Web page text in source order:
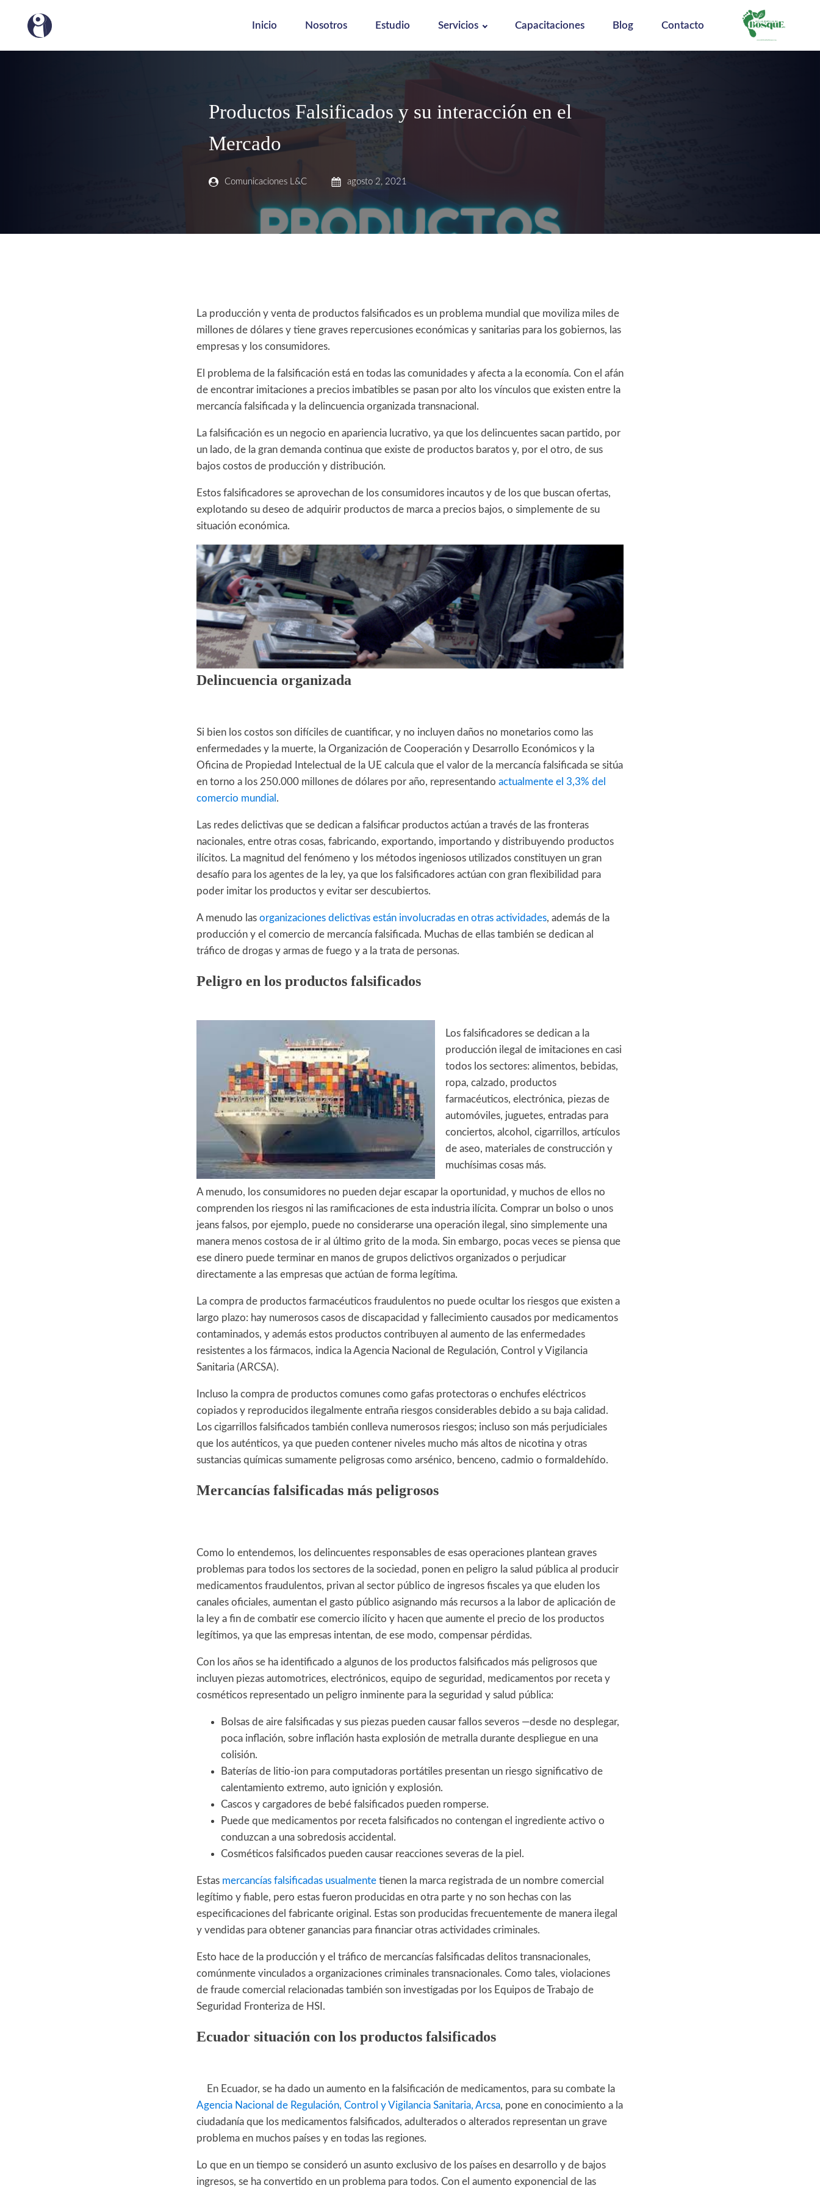
Inicio Nosotros Estudio Servicios Capacitaciones Blog Contacto
Productos Falsificados y su interacción en el
Mercado
Comunicaciones L&C agosto 2, 2021
La producción y venta de productos falsificados es un problema mundial que moviliza miles de
millones de dólares y tiene graves repercusiones económicas y sanitarias para los gobiernos, las
empresas y los consumidores.
El problema de la falsificación está en todas las comunidades y afecta a la economía. Con el afán
de encontrar imitaciones a precios imbatibles se pasan por alto los vínculos que existen entre la
mercancía falsificada y la delincuencia organizada transnacional.
La falsificación es un negocio en apariencia lucrativo, ya que los delincuentes sacan partido, por
un lado, de la gran demanda continua que existe de productos baratos y, por el otro, de sus
bajos costos de producción y distribución.
Estos falsificadores se aprovechan de los consumidores incautos y de los que buscan ofertas,
explotando su deseo de adquirir productos de marca a precios bajos, o simplemente de su
situación económica.
Delincuencia organizada
Si bien los costos son difíciles de cuantificar, y no incluyen daños no monetarios como las
enfermedades y la muerte, la Organización de Cooperación y Desarrollo Económicos y la
Oficina de Propiedad Intelectual de la UE calcula que el valor de la mercancía falsificada se sitúa
en torno a los 250.000 millones de dólares por año, representando actualmente el 3,3% del
comercio mundial .
Las redes delictivas que se dedican a falsificar productos actúan a través de las fronteras
nacionales, entre otras cosas, fabricando, exportando, importando y distribuyendo productos
ilícitos. La magnitud del fenómeno y los métodos ingeniosos utilizados constituyen un gran
desafío para los agentes de la ley, ya que los falsificadores actúan con gran flexibilidad para
poder imitar los productos y evitar ser descubiertos.
A menudo las organizaciones delictivas están involucradas en otras actividades, además de la
producción y el comercio de mercancía falsificada. Muchas de ellas también se dedican al
tráfico de drogas y armas de fuego y a la trata de personas.
Peligro en los productos falsificados
Los falsificadores se dedican a la
producción ilegal de imitaciones en casi
todos los sectores: alimentos, bebidas,
ropa, calzado, productos
farmacéuticos, electrónica, piezas de
automóviles, juguetes, entradas para
conciertos, alcohol, cigarrillos, artículos
de aseo, materiales de construcción y
muchísimas cosas más.
A menudo, los consumidores no pueden dejar escapar la oportunidad, y muchos de ellos no
comprenden los riesgos ni las ramificaciones de esta industria ilícita. Comprar un bolso o unos
jeans falsos, por ejemplo, puede no considerarse una operación ilegal, sino simplemente una
manera menos costosa de ir al último grito de la moda. Sin embargo, pocas veces se piensa que
ese dinero puede terminar en manos de grupos delictivos organizados o perjudicar
directamente a las empresas que actúan de forma legítima.
La compra de productos farmacéuticos fraudulentos no puede ocultar los riesgos que existen a
largo plazo: hay numerosos casos de discapacidad y fallecimiento causados por medicamentos
contaminados, y además estos productos contribuyen al aumento de las enfermedades
resistentes a los fármacos, indica la Agencia Nacional de Regulación, Control y Vigilancia
Sanitaria (ARCSA).
Incluso la compra de productos comunes como gafas protectoras o enchufes eléctricos
copiados y reproducidos ilegalmente entraña riesgos considerables debido a su baja calidad.
Los cigarrillos falsificados también conlleva numerosos riesgos; incluso son más perjudiciales
que los auténticos, ya que pueden contener niveles mucho más altos de nicotina y otras
sustancias químicas sumamente peligrosas como arsénico, benceno, cadmio o formaldehído.
Mercancías falsificadas más peligrosos
Como lo entendemos, los delincuentes responsables de esas operaciones plantean graves
problemas para todos los sectores de la sociedad, ponen en peligro la salud pública al producir
medicamentos fraudulentos, privan al sector público de ingresos fiscales ya que eluden los
canales oficiales, aumentan el gasto público asignando más recursos a la labor de aplicación de
la ley a fin de combatir ese comercio ilícito y hacen que aumente el precio de los productos
legítimos, ya que las empresas intentan, de ese modo, compensar pérdidas.
Con los años se ha identificado a algunos de los productos falsificados más peligrosos que
incluyen piezas automotrices, electrónicos, equipo de seguridad, medicamentos por receta y
cosméticos representado un peligro inminente para la seguridad y salud pública:
Bolsas de aire falsificadas y sus piezas pueden causar fallos severos —desde no desplegar,
poca inflación, sobre inflación hasta explosión de metralla durante despliegue en una
colisión.
Baterías de litio-ion para computadoras portátiles presentan un riesgo significativo de
calentamiento extremo, auto ignición y explosión.
Cascos y cargadores de bebé falsificados pueden romperse.
Puede que medicamentos por receta falsificados no contengan el ingrediente activo o
conduzcan a una sobredosis accidental.
Cosméticos falsificados pueden causar reacciones severas de la piel.
Estas mercancías falsificadas usualmente tienen la marca registrada de un nombre comercial
legítimo y fiable, pero estas fueron producidas en otra parte y no son hechas con las
especificaciones del fabricante original. Estas son producidas frecuentemente de manera ilegal
y vendidas para obtener ganancias para financiar otras actividades criminales.
Esto hace de la producción y el tráfico de mercancías falsificadas delitos transnacionales,
comúnmente vinculados a organizaciones criminales transnacionales. Como tales, violaciones
de fraude comercial relacionadas también son investigadas por los Equipos de Trabajo de
Seguridad Fronteriza de HSI.
Ecuador situación con los productos falsificados
En Ecuador, se ha dado un aumento en la falsificación de medicamentos, para su combate la
Agencia Nacional de Regulación, Control y Vigilancia Sanitaria, Arcsa, pone en conocimiento a la
ciudadanía que los medicamentos falsificados, adulterados o alterados representan un grave
problema en muchos países y en todas las regiones.
Lo que en un tiempo se consideró un asunto exclusivo de los países en desarrollo y de bajos
ingresos, se ha convertido en un problema para todos. Con el aumento exponencial de las